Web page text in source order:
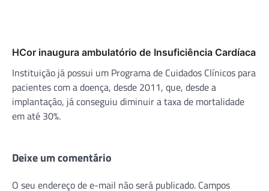
HCor inaugura ambulatório de Insuficiência Cardíaca
Instituição já possui um Programa de Cuidados Clínicos para
pacientes com a doença, desde 2011, que, desde a
implantação, já conseguiu diminuir a taxa de mortalidade
em até 30%.
Deixe um comentário
O seu endereço de e-mail não será publicado. Campos